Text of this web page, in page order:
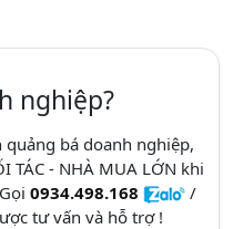
nghiệp?
bá doanh nghiệp,
TÁC - NHÀ MUA LỚN khi
0934.498.168
/
tư vấn và hỗ trợ !